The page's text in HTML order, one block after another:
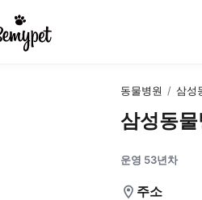
동물병원 / 삼성
삼성동물
운영 53년차
주소